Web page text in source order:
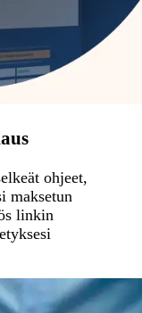
ohjeet,
maksetun
linkin